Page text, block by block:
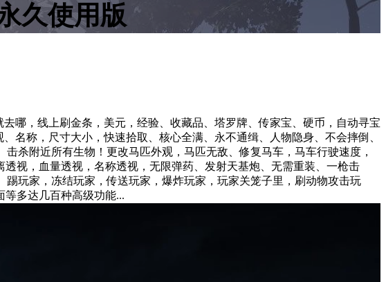
久使用版
哪，线上刷金条，美元，经验、收藏品、塔罗牌、传家宝、硬币，自动寻宝
名称，尺寸大小，快速拾取、核心全满、永不通缉、人物隐身、不会摔倒、
杀附近所有生物！更改马匹外观，马匹无敌、修复马车，马车行驶速度，
视，血量透视，名称透视，无限弹药、发射天基炮、无需重装、一枪击
玩家，冻结玩家，传送玩家，爆炸玩家，玩家关笼子里，刷动物攻击玩
多达几百种高级功能...